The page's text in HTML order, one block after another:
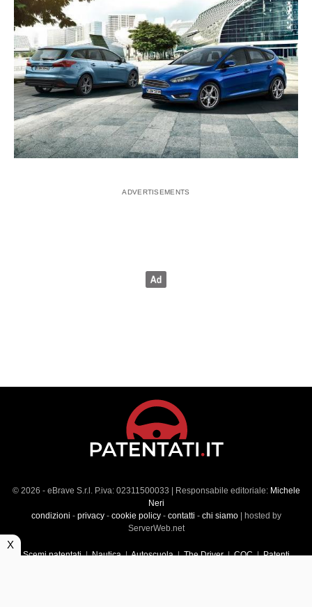
© 2026 - eBrave S.r.l. P.iva: 02311500033 | Responsabile editoriale: Michele
Neri
condizioni - privacy- cookie policy- contatti - chi siamo| hosted by
ServerWeb.net
Scemi patentati|Nautica|Autoscuola|The Driver|CQC|Patenti
X